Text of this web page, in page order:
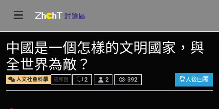
中國是一個怎樣的文明國家，與
全世界為敵？
人文社會科學 義和團 2 2 392 登入後回覆